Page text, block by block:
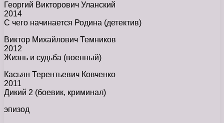
Георгий Викторович Уланский
2014
С чего начинается Родина (детектив)
Виктор Михайлович Темников
2012
Жизнь и судьба (военный)
Касьян Терентьевич Ковченко
2011
Дикий 2 (боевик, криминал)
эпизод